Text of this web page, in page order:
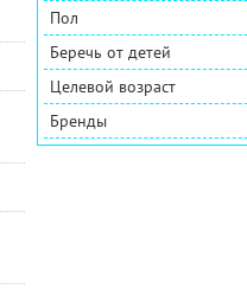
Пол
Беречь от детей
Целевой возраст
Бренды